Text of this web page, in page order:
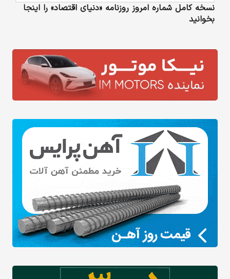
نسخه کامل شماره امروز روزنامه «دنیای‌ اقتصاد» را اینجا
بخوانید